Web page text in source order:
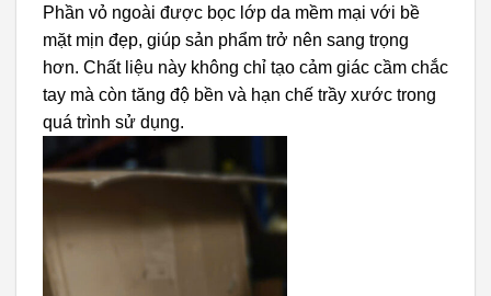
Phần vỏ ngoài được bọc lớp da mềm mại với bề
mặt mịn đẹp, giúp sản phẩm trở nên sang trọng
hơn. Chất liệu này không chỉ tạo cảm giác cầm chắc
tay mà còn tăng độ bền và hạn chế trầy xước trong
quá trình sử dụng.